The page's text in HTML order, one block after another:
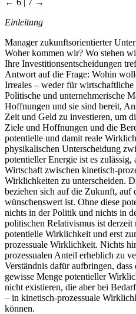
← 6 | 7 →
Einleitung
Manager zukunftsorientierter
Woher kommen wir? Wo stehen
Ihre Investitionsentscheidungen
Antwort auf die Frage: Wohin
Irreales – weder für
Politische und unternehmerische
Hoffnungen und sie sind bereit,
Zeit und Geld zu investieren, um
Ziele und Hoffnungen und die
potentielle und damit reale
physikalischen Unterscheidung
potentieller Energie ist es
Wirtschaft zwischen kinetisch-
Wirklichkeiten zu unterscheiden.
beziehen sich auf die Zukunft, auf
wünschenswert ist. Ohne diese
nichts in der Politik und nichts in
politischen Relativismus ist
potentielle Wirklichkeit und erst
prozessuale Wirklichkeit. Nichts
prozessualen Anteil erheblich zu
Verständnis dafür aufbringen,
gewisse Menge potentieller
nicht existieren, die aber bei
– in kinetisch-prozessuale
können.